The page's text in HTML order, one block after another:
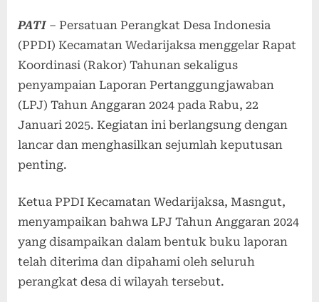
PATI – Persatuan Perangkat Desa Indonesia
(PPDI) Kecamatan Wedarijaksa menggelar Rapat
Koordinasi (Rakor) Tahunan sekaligus
penyampaian Laporan Pertanggungjawaban
(LPJ) Tahun Anggaran 2024 pada Rabu, 22
Januari 2025. Kegiatan ini berlangsung dengan
lancar dan menghasilkan sejumlah keputusan
penting.
Ketua PPDI Kecamatan Wedarijaksa, Masngut,
menyampaikan bahwa LPJ Tahun Anggaran 2024
yang disampaikan dalam bentuk buku laporan
telah diterima dan dipahami oleh seluruh
perangkat desa di wilayah tersebut.